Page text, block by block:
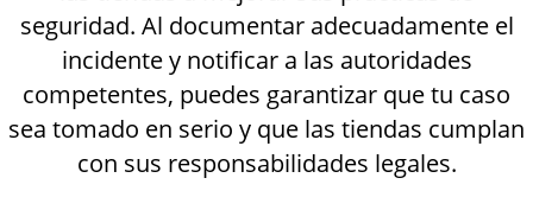
seguridad. Al documentar adecuadamente el
incidente y notificar a las autoridades
competentes, puedes garantizar que tu caso
sea tomado en serio y que las tiendas cumplan
con sus responsabilidades legales.